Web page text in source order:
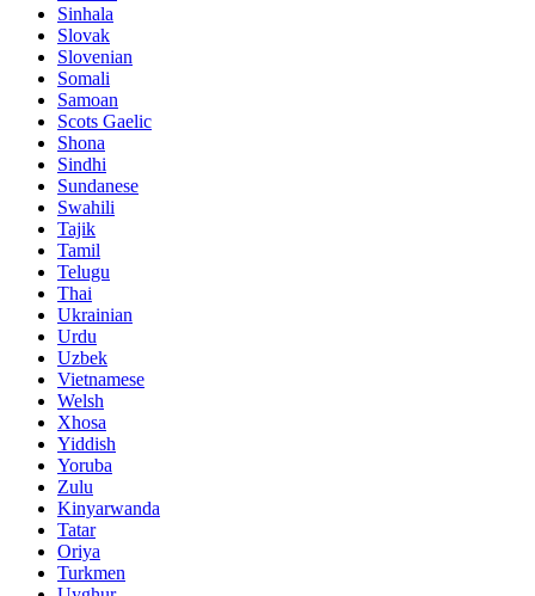
Sinhala
Slovak
Slovenian
Somali
Samoan
Scots Gaelic
Shona
Sindhi
Sundanese
Swahili
Tajik
Tamil
Telugu
Thai
Ukrainian
Urdu
Uzbek
Vietnamese
Welsh
Xhosa
Yiddish
Yoruba
Zulu
Kinyarwanda
Tatar
Oriya
Turkmen